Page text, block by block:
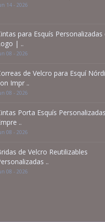
14 - 2026
para Esquís Personalizadas
| ..
08 - 2026
de Velcro para Esquí
Impr ..
08 - 2026
Porta Esquís
..
08 - 2026
de Velcro Reutilizables
..
08 - 2026